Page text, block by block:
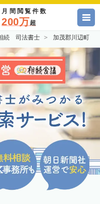
月間閲覧件数
200万超
続 司法書士 加茂郡川辺町